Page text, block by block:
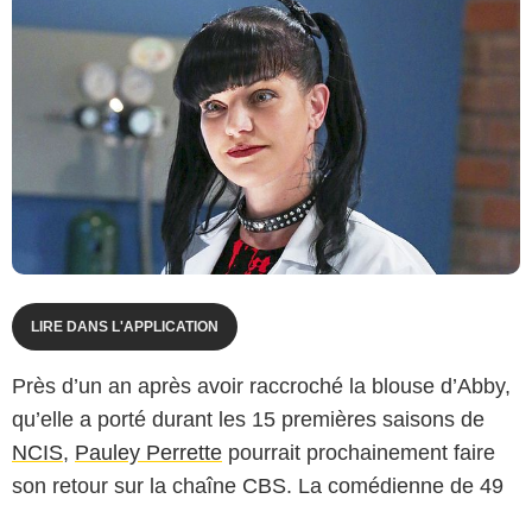
LIRE DANS L'APPLICATION
Près d’un an après avoir raccroché la blouse d’Abby,
qu’elle a porté durant les 15 premières saisons de
NCIS, Pauley Perrette pourrait prochainement faire
son retour sur la chaîne CBS. La comédienne de 49